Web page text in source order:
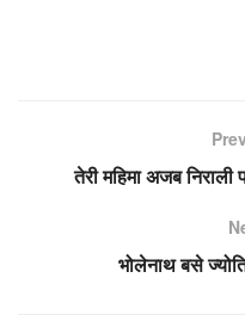
तेरी महिमा अजब
भोलेनाथ बसे